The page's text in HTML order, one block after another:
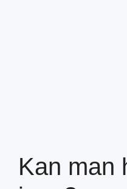
Kan man